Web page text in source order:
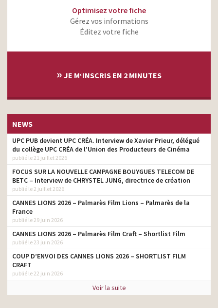
Optimisez votre fiche
Gérez vos informations
Éditez votre fiche
» JE M‘INSCRIS EN 2 MINUTES
NEWS
UPC PUB devient UPC CRÉA. Interview de Xavier Prieur, délégué
du collège UPC CRÉA de l’Union des Producteurs de Cinéma
publié le 21 juillet 2026
FOCUS SUR LA NOUVELLE CAMPAGNE BOUYGUES TELECOM DE
BETC – Interview de CHRYSTEL JUNG, directrice de création
publié le 2 juillet 2026
CANNES LIONS 2026 – Palmarès Film Lions – Palmarès de la
France
publié le 29 juin 2026
CANNES LIONS 2026 – Palmarès Film Craft – Shortlist Film
publié le 23 juin 2026
COUP D’ENVOI DES CANNES LIONS 2026 – SHORTLIST FILM
CRAFT
publié le 22 juin 2026
Voir la suite